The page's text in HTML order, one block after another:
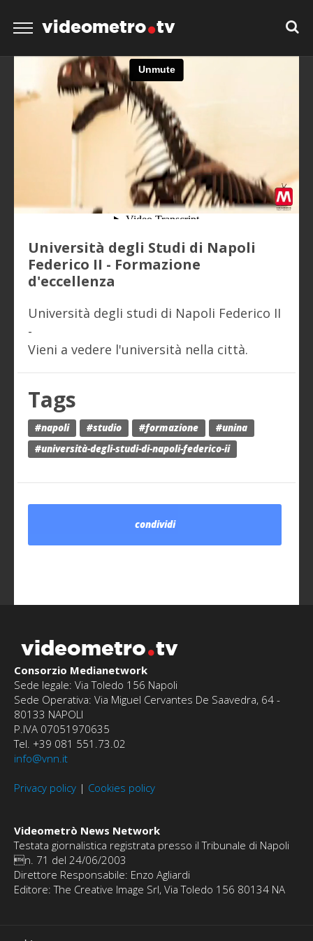
videometro tv
Università degli Studi di Napoli
Federico II - Formazione
d'eccellenza
Università degli studi di Napoli Federico II
-
Vieni a vedere l'università nella città.
Tags
#napoli #studio #formazione
#unina
#università-degli-studi-di-napoli-federico-ii
condividi
videometro tv
Consorzio Medianetwork
Sede legale: Via Toledo 156 Napoli
Sede Operativa: Via Miguel Cervantes De Saavedra, 64 -
80133 NAPOLI
P.IVA 07051970635
Tel. +39 081 551.73.02
info@vnn.it
Privacy policy | Cookies policy
Videometrò News Network
Testata giornalistica registrata presso il Tribunale di Napoli
n. 71 del 24/06/2003
Direttore Responsabile: Enzo Agliardi
Editore: The Creative Image Srl, Via Toledo 156 80134 NA